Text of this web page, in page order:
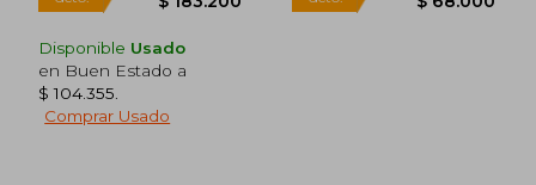
Rápido
Disponible Usado
en Buen Estado a
$ 104.355
Comprar Usado